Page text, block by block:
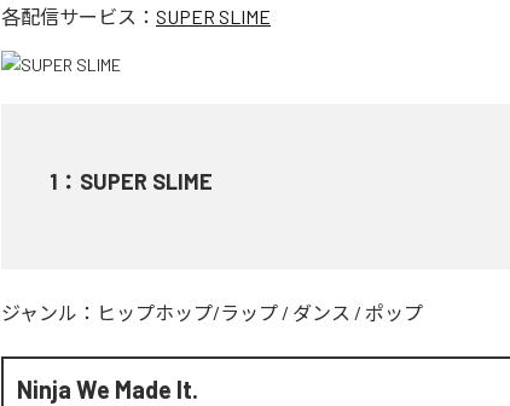
各配信サービス： SUPER SLIME
1 ： SUPER SLIME
ジャンル： ヒップホップ/ラップ / ダンス / ポップ
Ninja We Made It.